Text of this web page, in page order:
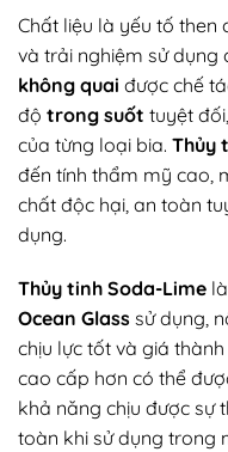
Chất liệu là yếu tố then
và trải nghiệm sử dụng
không quai được chế
độ trong suốt tuyệt
của từng loại bia. Thủy
đến tính thẩm mỹ cao,
chất độc hại, an toàn
dụng.
Thủy tinh Soda-Lime
Ocean Glass sử dụng,
chịu lực tốt và giá
cao cấp hơn có thể
khả năng chịu được sự
toàn khi sử dụng trong